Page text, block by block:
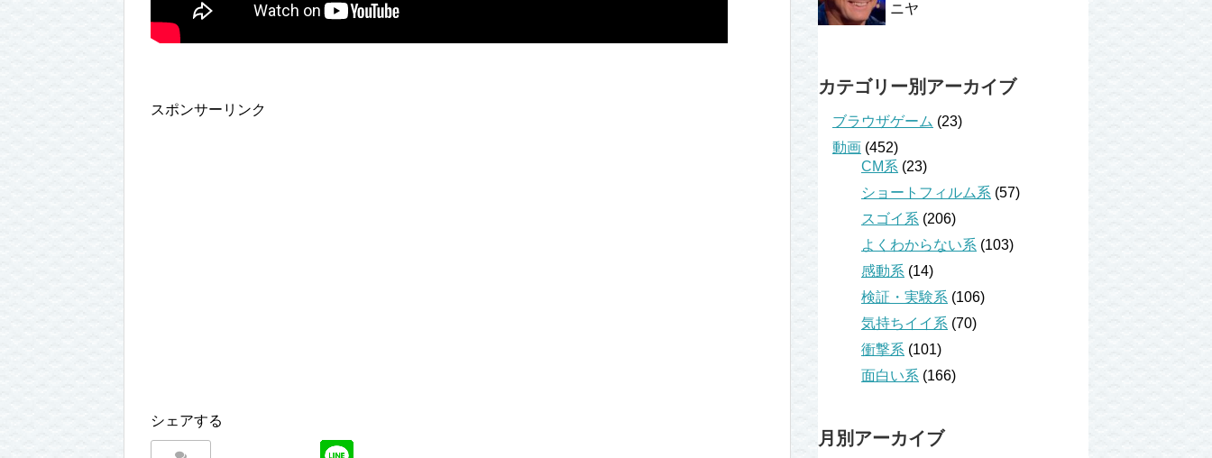
スポンサーリンク
シェアする
ニヤ
カテゴリー別アーカイブ
ブラウザゲーム (23)
動画 (452)
CM系 (23)
ショートフィルム系 (57)
スゴイ系 (206)
よくわからない系 (103)
感動系 (14)
検証・実験系 (106)
気持ちイイ系 (70)
衝撃系 (101)
面白い系 (166)
月別アーカイブ